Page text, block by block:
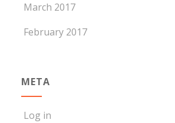
March 2017
February 2017
META
Log in